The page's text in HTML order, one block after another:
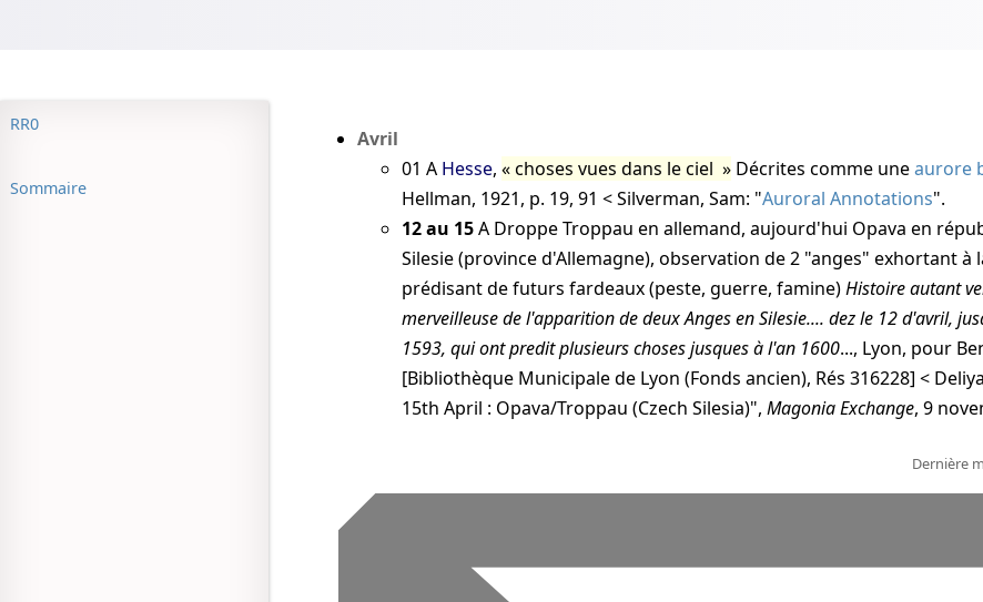
RR0
Sommaire
Avril
01 A Hesse, choses vues dans le ciel Décrites comme uneaurore
Hellman, 1921, p. 19, 91 < Silverman, Sam: "Auroral Annotations".
12 au 15A DroppeTroppau en allemand, aujourd'hui Opava en
Silesie (province d'Allemagne), observation de 2 "anges" exhortant à
prédisant de futurs fardeaux (peste, guerre, famine)Histoire autant
merveilleuse de l'apparition de deux Anges en Silesie.... dez le 12 d'avril,
1593, qui ont predit plusieurs choses jusques à l'an 1600..., Lyon, pour
[Bibliothèque Municipale de Lyon (Fonds ancien), Rés 316228] <
15th April : Opava/Troppau (Czech Silesia)",Magonia Exchange, 9
Dernière